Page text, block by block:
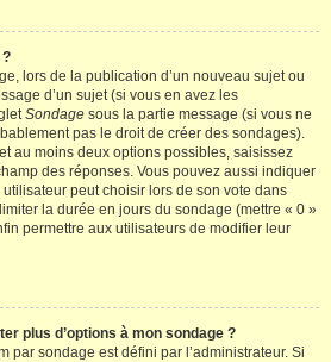
lors de la publication d’un nouveau sujet ou
d’un sujet (si vous en avez les
Sondage sous la partie message (si vous ne
pas le droit de créer des sondages).
au moins deux options possibles, saisissez
des réponses. Vous pouvez aussi indiquer
utilisateur peut choisir lors de son vote dans
la durée en jours du sondage (mettre « 0 »
permettre aux utilisateurs de modifier leur
plus d’options à mon sondage ?
par sondage est défini par l’administrateur. Si